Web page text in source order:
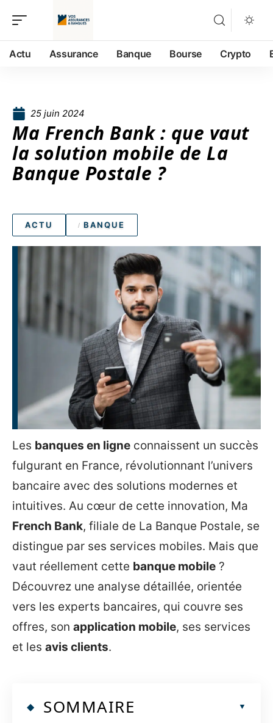
Actu Assurance Banque Bourse Crypto
25 juin 2024
Ma French Bank : que vaut
la solution mobile de La
Banque Postale ?
ACTU BANQUE
Les banques en ligne connaissent un succès
fulgurant en France, révolutionnant l’univers
bancaire avec des solutions modernes et
intuitives. Au cœur de cette innovation, Ma
French Bank, filiale de La Banque Postale, se
distingue par ses services mobiles. Mais que
vaut réellement cette banque mobile ?
Découvrez une analyse détaillée, orientée
vers les experts bancaires, qui couvre ses
offres, son application mobile, ses services
et les avis clients.
SOMMAIRE